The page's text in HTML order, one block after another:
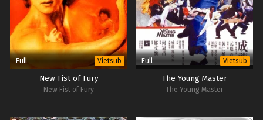
Full Vietsub
New Fist of Fury
New Fist of Fury
Full Vietsub
The Young Master
The Young Master